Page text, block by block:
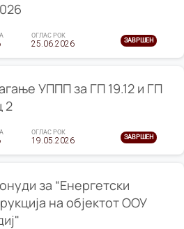
ОГЛАС РОК
25.06.2026 ЗАВРШЕН
УППП за ГП 19.12 и ГП
2
ОГЛАС РОК
19.05.2026 ЗАВРШЕН
за “Енергетски
на објектот ООУ